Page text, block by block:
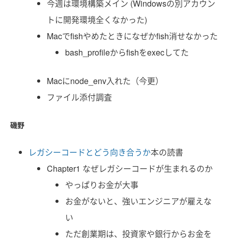
今週は環境構築メイン (Windowsの別アカウン
トに開発環境全くなかった)
Macでfishやめたときになぜかfish消せなかった
bash_profileからfishをexecしてた
Macにnode_env入れた（今更）
ファイル添付調査
磯野
レガシーコードとどう向き合うか本の読書
Chapter1 なぜレガシーコードが生まれるのか
やっぱりお金が大事
お金がないと、強いエンジニアが雇えな
い
ただ創業期は、投資家や銀行からお金を